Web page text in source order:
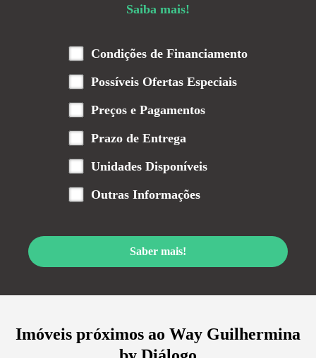
Saiba mais!
Condições de Financiamento
Possíveis Ofertas Especiais
Preços e Pagamentos
Prazo de Entrega
Unidades Disponíveis
Outras Informações
Saber mais!
Imóveis próximos ao Way Guilhermina